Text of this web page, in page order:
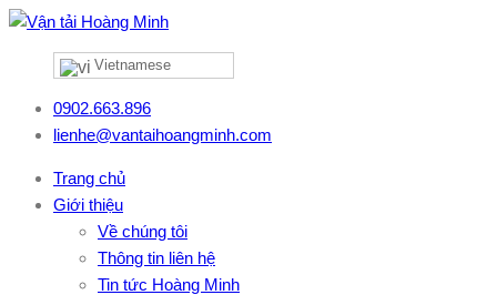
Vietnamese
0902.663.896
lienhe@vantaihoangminh.com
Trang chủ
Giới thiệu
Về chúng tôi
Thông tin liên hệ
Tin tức Hoàng Minh